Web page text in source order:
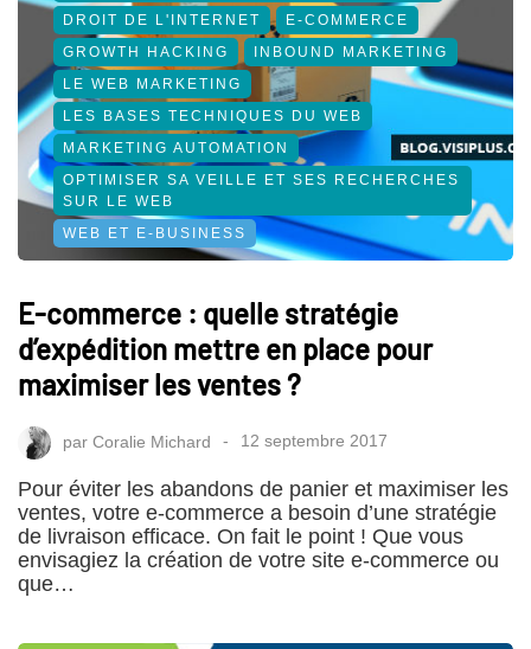
DROIT DE L'INTERNET
E-COMMERCE
GROWTH HACKING
INBOUND MARKETING
LE WEB MARKETING
LES BASES TECHNIQUES DU WEB
MARKETING AUTOMATION
OPTIMISER SA VEILLE ET SES RECHERCHES
SUR LE WEB
WEB ET E-BUSINESS
E-commerce : quelle stratégie
d’expédition mettre en place pour
maximiser les ventes ?
par Coralie Michard 12 septembre 2017
Pour éviter les abandons de panier et maximiser les
ventes, votre e-commerce a besoin d’une stratégie
de livraison efficace. On fait le point ! Que vous
envisagiez la création de votre site e-commerce ou
que…